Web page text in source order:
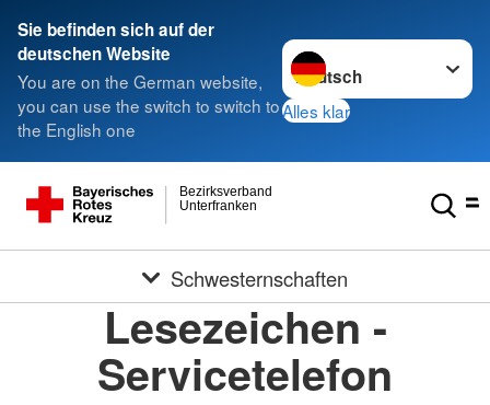
Sie befinden sich auf der
deutschen Website
You are on the German website,
you can use the switch to switch to
the English one
Sprache wechseln zu
Alles klar
Unterfranken
Bezirksverband
Schwesternschaften
Lesezeichen -
Servicetelefon